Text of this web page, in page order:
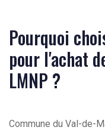
Pourquoi
pour l'achat
LMNP ?
Commune du Val-de-